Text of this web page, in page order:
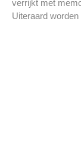
verrijkt met
Uiteraard worden